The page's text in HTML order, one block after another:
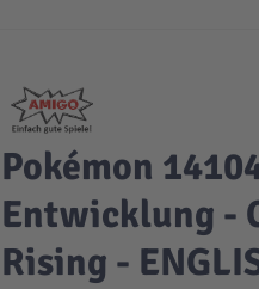
Pokémon
Entwicklung -
Rising -